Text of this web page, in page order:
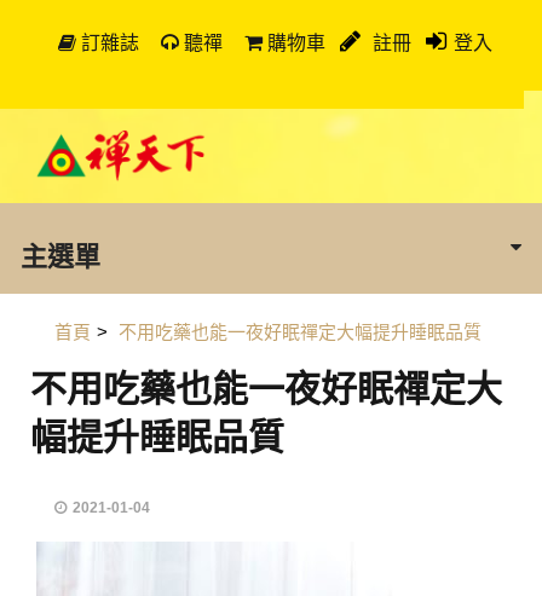
訂雜誌 聽禪 購物車 註冊 登入
主選單
首頁 > 不用吃藥也能一夜好眠禪定大幅提升睡眠品質
不用吃藥也能一夜好眠禪定大
幅提升睡眠品質
2021-01-04